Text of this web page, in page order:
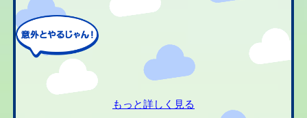
もっと詳しく見る